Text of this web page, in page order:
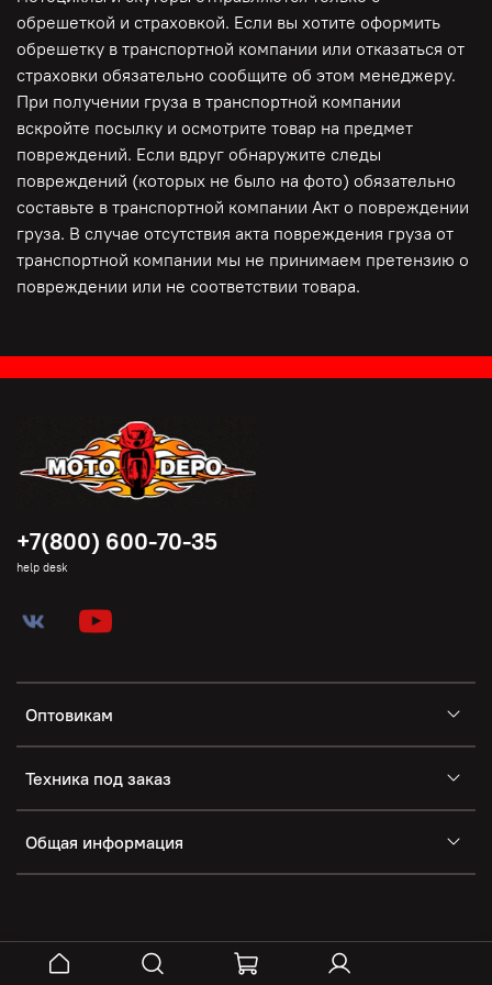
онлайн видео-консультацию. Если мотоцикл уже на
складе во Владивостоке мы покажем вам его Вам в
режиме реального времени, либо сделаем видео-
консультацию сразу после прихода мотоцикла из
Японии.
Минимальная цена на мото на этапе доставки!
Предоставляются подробные фото и видео, предоплата
по договору! ЛУЧШИЕ УСЛОВИЯ ПО КРЕДИТАМ И
РАССРОЧКАМ!
обрешеткой и страховкой. Если вы хотите оформить
обрешетку в транспортной компании или отказаться от
страховки обязательно сообщите об этом менеджеру.
При получении груза в транспортной компании
вскройте посылку и осмотрите товар на предмет
повреждений. Если вдруг обнаружите следы
повреждений (которых не было на фото) обязательно
составьте в транспортной компании Акт о повреждении
груза. В случае отсутствия акта повреждения груза от
транспортной компании мы не принимаем претензию о
повреждении или не соответствии товара.
Оптовикам
Техника под заказ
Общая информация
+7(800) 600-70-35
help desk